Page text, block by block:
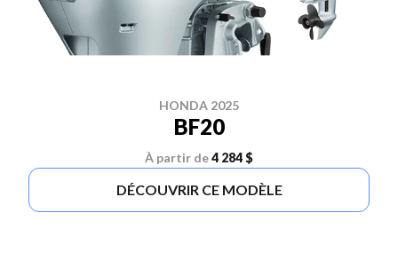
HONDA 2025
BF20
À partir de4 284 $
DÉCOUVRIR CE MODÈLE